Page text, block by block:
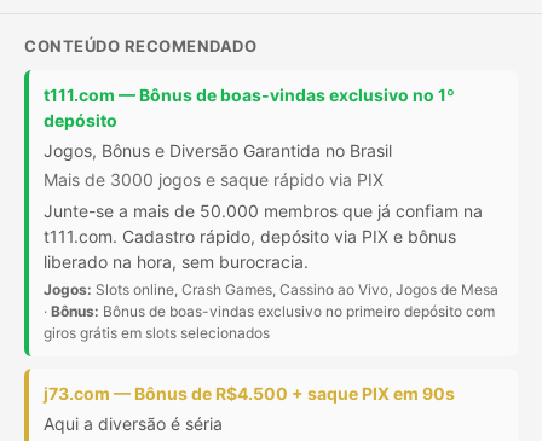
CONTEÚDO RECOMENDADO
t111.com — Bônus de boas-vindas exclusivo no 1º
depósito
Jogos, Bônus e Diversão Garantida no Brasil
Mais de 3000 jogos e saque rápido via PIX
Junte-se a mais de 50.000 membros que já confiam na
t111.com. Cadastro rápido, depósito via PIX e bônus
liberado na hora, sem burocracia.
Jogos: Slots online, Crash Games, Cassino ao Vivo, Jogos de Mesa
· Bônus: Bônus de boas-vindas exclusivo no primeiro depósito com
giros grátis em slots selecionados
j73.com — Bônus de R$4.500 + saque PIX em 90s
Aqui a diversão é séria